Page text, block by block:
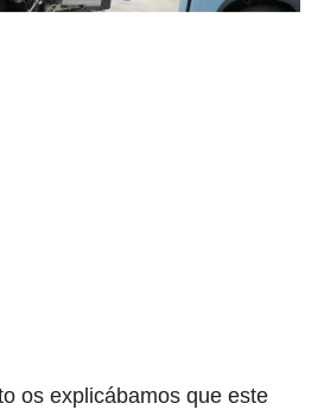
os explicábamos que este